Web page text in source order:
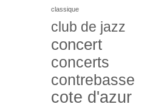
classique
club de jazz
concert
concerts
contrebasse
cote d'azur